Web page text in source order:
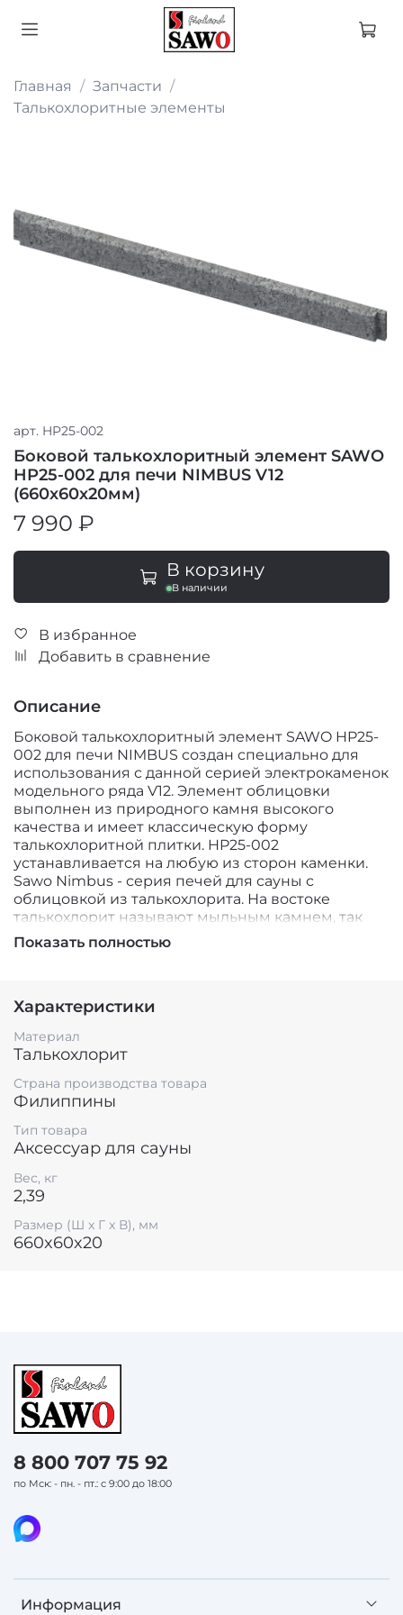
Главная
Запчасти
Талькохлоритные элементы
арт. HP25-002
Боковой талькохлоритный элемент SAWO
HP25-002 для печи NIMBUS V12
(660х60х20мм)
7 990 ₽
В корзину
В наличии
В избранное
Добавить в сравнение
Описание
Боковой талькохлоритный элемент SAWO HP25-
002 для печи NIMBUS создан специально для
использования с данной серией электрокаменок
модельного ряда V12. Элемент облицовки
выполнен из природного камня высокого
качества и имеет классическую форму
талькохлоритной плитки. HP25-002
устанавливается на любую из сторон каменки.
Sawo Nimbus - серия печей для сауны с
облицовкой из талькохлорита. На востоке
талькохлорит называют мыльным камнем, так
как внутреннее убранство ни одного хамама не
обходится без него. Данная серия отличается
камней. Электрокаменки Nimbus разработаны
хамамов. Функционирование печи без
облицовки возможно, но подобное
использование существенно снизит
рентабильность вашей парной и навредит её
нескольких элементов облицовки,
рекомендуется оперативно произвести замену.
Показать полностью
Характеристики
Материал
Талькохлорит
Страна производства товара
Филиппины
Тип товара
Аксессуар для сауны
Вес, кг
2,39
Размер (Ш x Г x В), мм
660x60x20
Информация
8 800 707 75 92
по Мск: - пн. - пт.: с 9:00 до 18:00